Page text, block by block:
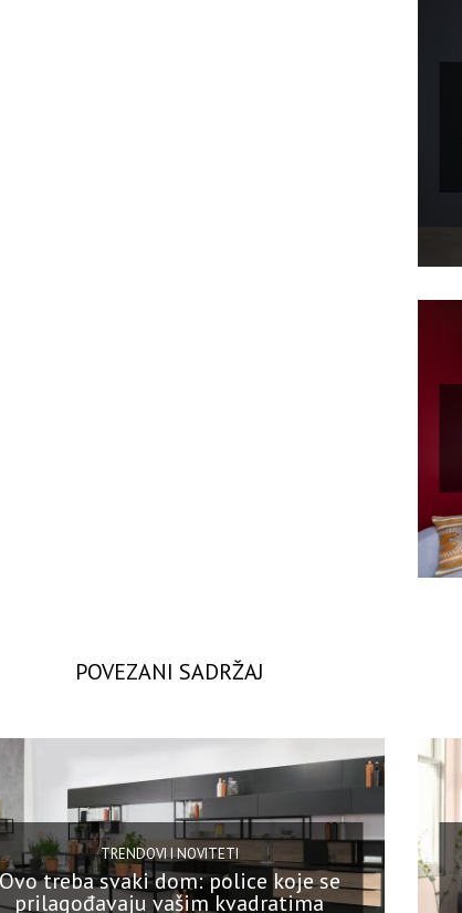
POVEZANI SADRŽAJ
TRENDOVI I NOVITETI
treba svaki dom: police koje se
prilagođavaju vašim kvadratima